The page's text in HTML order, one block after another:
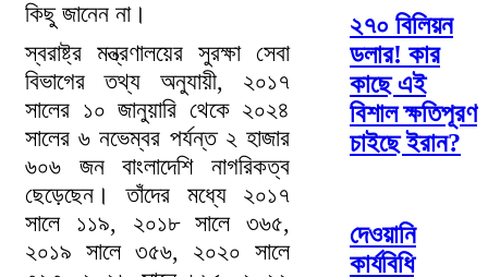
কিছু জানেন না।
স্বরাষ্ট্র মন্ত্রণালয়ের সুরক্ষা সেবা
বিভাগের তথ্য অনুযায়ী, ২০১৭
সালের ১০ জানুয়ারি থেকে ২০২৪
সালের ৬ নভেম্বর পর্যন্ত ২ হাজার
৬০৬ জন বাংলাদেশি নাগরিকত্ব
ছেড়েছেন। তাঁদের মধ্যে ২০১৭
সালে ১১৯, ২০১৮ সালে ৩৬৫,
২০১৯ সালে ৩৫৬, ২০২০ সালে
২৭০ বিলিয়ন
ডলার! কার
কাছে এই
বিশাল ক্ষতিপূরণ
চাইছে ইরান?
দেওয়ানি
কার্যবিধি